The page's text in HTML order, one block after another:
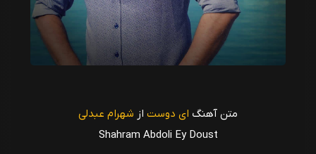
متن آهنگ ای دوست از شهرام عبدلی
Shahram Abdoli Ey Doust